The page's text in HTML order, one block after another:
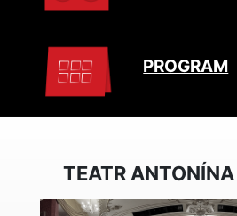
PROGRAM
TEATR